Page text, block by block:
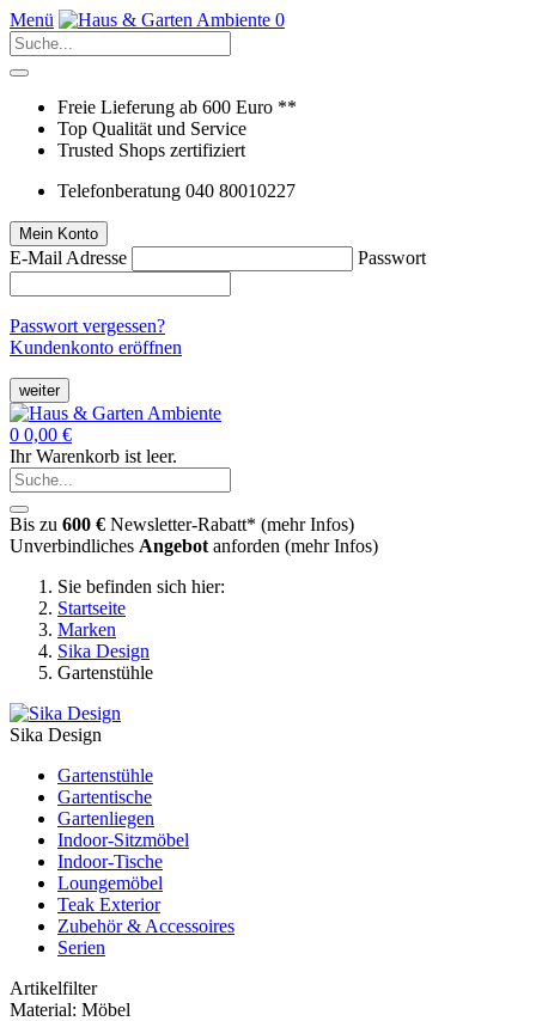
Menü 0
Freie Lieferung ab 600 Euro **
Top Qualität und Service
Trusted Shops zertifiziert
Telefonberatung 040 80010227
Mein Konto
E-Mail Adresse Passwort
Passwort vergessen?
Kundenkonto eröffnen
weiter
0 0,00 €
Ihr Warenkorb ist leer.
Bis zu 600 € Newsletter-Rabatt* (mehr Infos)
Unverbindliches Angebot anforden (mehr Infos)
Sie befinden sich hier:
Startseite
Marken
Sika Design
Gartenstühle
Sika Design
Gartenstühle
Gartentische
Gartenliegen
Indoor-Sitzmöbel
Indoor-Tische
Loungemöbel
Teak Exterior
Zubehör & Accessoires
Serien
Artikelfilter
Material: Möbel